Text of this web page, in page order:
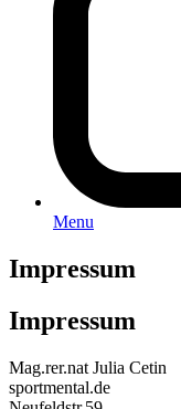
Menu
Impressum
Impressum
Mag.rer.nat Julia Cetin
sportmental.de